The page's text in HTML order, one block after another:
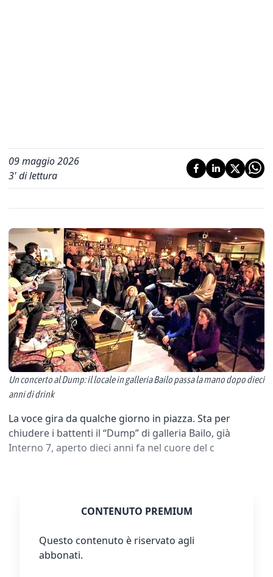
09 maggio 2026
3' di lettura
Un concerto al Dump: il locale in galleria Bailo passa la mano dopo dieci
anni di drink
La voce gira da qualche giorno in piazza. Sta per
chiudere i battenti il “Dump” di galleria Bailo, già
Interno 7, aperto dieci anni fa nel cuore del c
CONTENUTO PREMIUM
Questo contenuto è riservato agli
abbonati.